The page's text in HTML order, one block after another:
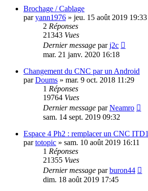
Brochage / Cablage
paryann1976 » jeu. 15 août 2019 19:33
2 Réponses
21343 Vues
Dernier message parj2c
mar. 21 janv. 2020 16:18
Changement du CNC par un Android
parDoums » mar. 9 oct. 2018 11:29
1 Réponses
19764 Vues
Dernier message parNeamro
sam. 14 sept. 2019 09:32
Espace 4 Ph2 : remplacer un CNC ITD1
partotopic » sam. 10 août 2019 16:11
1 Réponses
21355 Vues
Dernier message parburon44
dim. 18 août 2019 17:45